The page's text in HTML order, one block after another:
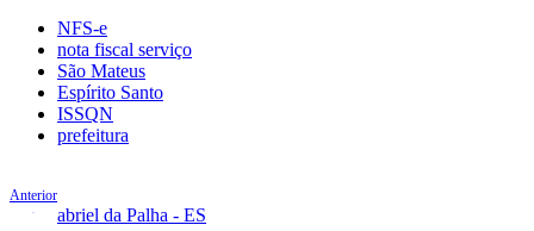
NFS-e
nota fiscal serviço
São Mateus
Espírito Santo
ISSQN
prefeitura
Anterior
São Gabriel da Palha - ES